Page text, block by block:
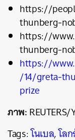
https://
thunberg-
https://
thunberg-
https://
/14/greta-
prize
ภาพ:
Tags:โนเบล,โล